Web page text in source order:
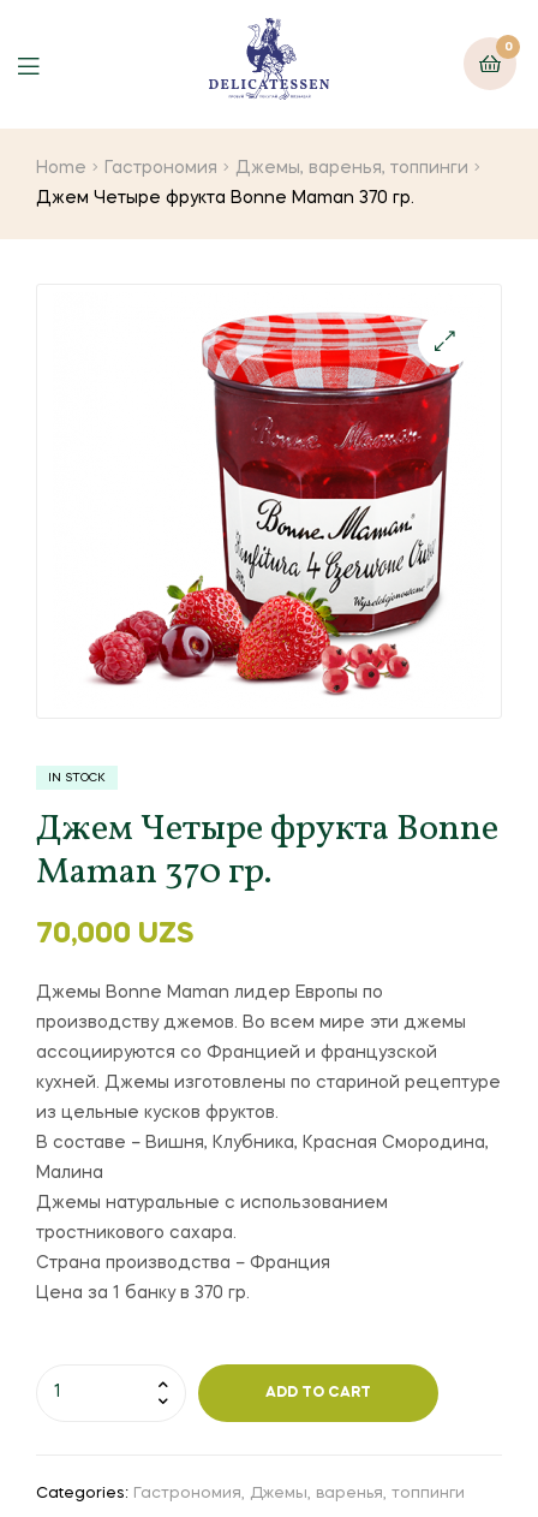
0
Home Гастрономия
Джемы, варенья, топпинги
Джем Четыре фрукта Bonne Maman 370 гр.
IN STOCK
Джем Четыре фрукта Bonne
Maman 370 гр.
70,000 UZS
Джемы Bonne Maman лидер Европы по
производству джемов. Во всем мире эти джемы
ассоциируются со Францией и французской
кухней. Джемы изготовлены по стариной рецептуре
из цельные кусков фруктов.
В составе – Вишня, Клубника, Красная Смородина,
Малина
Джемы натуральные с использованием
тростникового сахара.
Страна производства – Франция
Цена за 1 банку в 370 гр.
ADD TO CART
Categories: Гастрономия, Джемы, варенья, топпинги